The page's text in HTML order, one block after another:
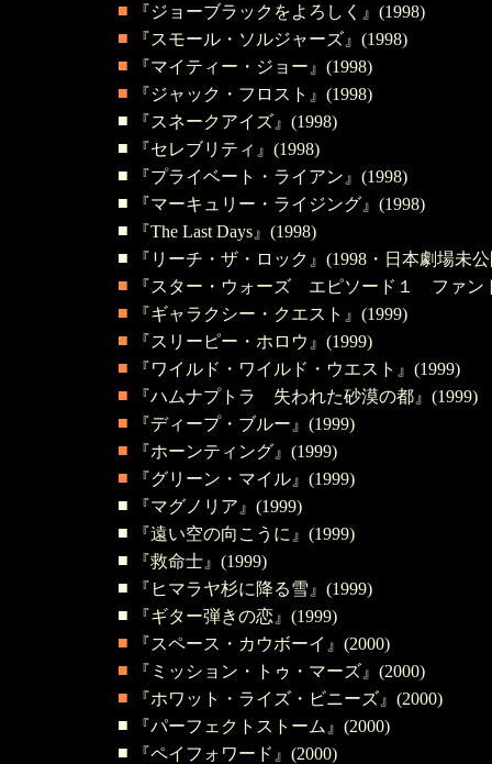
■
『ジョーブラックをよろしく』(1998)
■
『スモール・ソルジャーズ』(1998)
■
『マイティー・ジョー』(1998)
■
『ジャック・フロスト』(1998)
■
『スネークアイズ』(1998)
■
『セレブリティ』(1998)
■
『プライベート・ライアン』(1998)
■
『マーキュリー・ライジング』(1998)
■
『The Last Days』(1998)
■
『リーチ・ザ・ロック 』(1998・日本劇場未
■
『スター・ウォーズ エピソード１ ファン
■
『ギャラクシー・クエスト』(1999)
■
『スリーピー・ホロウ』(1999)
■
『ワイルド・ワイルド・ウエスト』(1999)
■
『ハムナプトラ 失われた砂漠の都』(1999)
■
『ディープ・ブルー』(1999)
■
『ホーンティング』(1999)
■
『グリーン・マイル』(1999)
■
『マグノリア』(1999)
■
『遠い空の向こうに』(1999)
■
『救命士 』(1999)
■
『ヒマラヤ杉に降る雪 』(1999)
■
『ギター弾きの恋 』(1999)
■
『スペース・カウボーイ』(2000)
■
『ミッション・トゥ・マーズ』(2000)
■
『ホワット・ライズ・ビニーズ』(2000)
■
『パーフェクトストーム』(2000)
■
『ペイフォワード』(2000)